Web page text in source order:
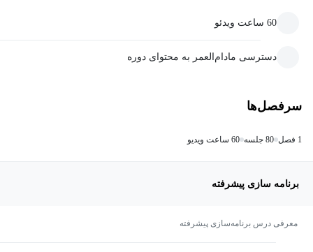
60 ساعت ویدئو
دسترسی مادام‌العمر به محتوای دوره
سرفصل‌ها
1 فصل 80 جلسه 60 ساعت ویدیو
برنامه سازی پیشرفته
معرفی درس برنامه‌سازی پیشرفته